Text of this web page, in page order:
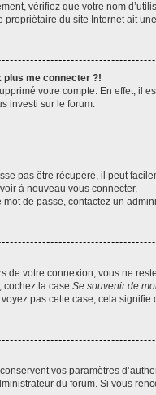
vérifiez que votre nom
du site Internet ait
plus me connecter ?!
votre compte. En effet,
investi sur le forum.
pas être récupéré, il peut
à nouveau vous connecter.
de passe, contactez un
de votre connexion, vous ne
cochez la case Se souvenir de
pas cette case, cela
vos paramètres
du forum. Si vous